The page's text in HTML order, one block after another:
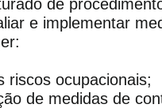
de
e implementar
riscos ocupacionais;
de medidas de